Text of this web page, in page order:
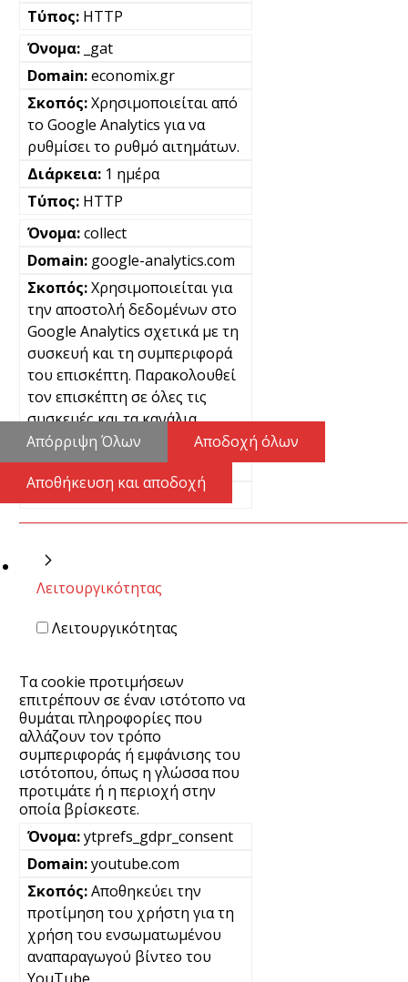
HTTP
_gat
economix.gr
Χρησιμοποιείται από
το Google Analytics για να
ρυθμίσει το ρυθμό αιτημάτων.
1 ημέρα
HTTP
collect
google-analytics.com
Χρησιμοποιείται για
την αποστολή δεδομένων στο
Google Analytics σχετικά με τη
συσκευή και τη συμπεριφορά
του επισκέπτη. Παρακολουθεί
τον επισκέπτη σε όλες τις
συσκευές και τα κανάλια
μάρκετινγκ.
Μόνιμα
Pixel
Λειτουργικότητας
Λειτουργικότητας
Τα cookie προτιμήσεων
επιτρέπουν σε έναν ιστότοπο να
θυμάται πληροφορίες που
αλλάζουν τον τρόπο
συμπεριφοράς ή εμφάνισης του
ιστότοπου, όπως η γλώσσα που
προτιμάτε ή η περιοχή στην
οποία βρίσκεστε.
ytprefs_gdpr_consent
youtube.com
Αποθηκεύει την
προτίμηση του χρήστη για τη
χρήση του ενσωματωμένου
αναπαραγωγού βίντεο του
Απόρριψη Όλων Αποδοχή όλων
Αποθήκευση και αποδοχή